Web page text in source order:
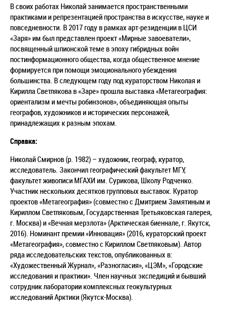
В своих работах Николай занимается пространственными
практиками и репрезентацией пространства в искусстве, науке и
повседневности. В 2017 году в рамках арт-резиденции в ЦСИ
«Заря» им был представлен проект «Мирные завоеватели»,
посвященный шпионской теме в эпоху гибридных войн
постинформационного общества, когда общественное мнение
формируется при помощи эмоционального убеждения
большинства. В следующем году под кураторством Николая и
Кирилла Светлякова в «Заре» прошла выставка «Метагеография:
ориентализм и мечты робинзонов», объединяющая опыты
географов, художников и исторических персонажей,
принадлежащих к разным эпохам.
Справка:
Николай Смирнов (р. 1982) – художник, географ, куратор,
исследователь. Закончил географический факультет МГУ,
факультет живописи МГАХИ им. Сурикова, Школу Родченко.
Участник нескольких десятков групповых выставок. Куратор
проектов «Метагеография» (совместно с Дмитрием Замятиным и
Кириллом Светляковым, Государственная Третьяковская галерея,
г. Москва) и «Вечная мерзлота» (Арктическая биеннале, г. Якутск,
2016). Номинант премии «Инновация» (2016, кураторский проект
«Метагеография», совместно с Кириллом Светляковым). Автор
ряда исследовательских текстов, опубликованных в:
«Художественный Журнал», «Разногласия», «ЦЭМ», «Городские
исследования и практики». Член научных экспедиций и бывший
сотрудник лаборатории комплексных геокультурных
исследований Арктики (Якутск-Москва).